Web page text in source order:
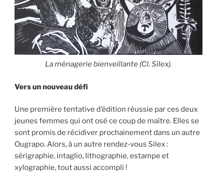
La ménagerie bienveillante (Cl. Silex).
Vers un nouveau défi
Une première tentative d’édition réussie par ces deux
jeunes femmes qui ont osé ce coup de maître. Elles se
sont promis de récidiver prochainement dans un autre
Ougrapo. Alors, à un autre rendez-vous Silex :
sérigraphie, intaglio, lithographie, estampe et
xylographie, tout aussi accompli !